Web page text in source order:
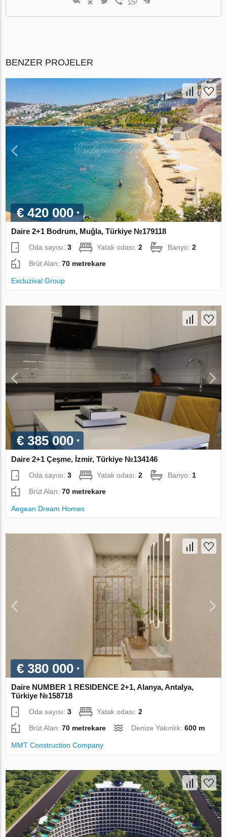
BENZER PROJELER
€ 420 000
Daire 2+1 Bodrum, Muğla, Türkiye №179118
Oda sayısı:3 Yatak odası:2 Banyo:2
Brüt Alan:70 metrekare
Excluzival Group
€ 385 000
Daire 2+1 Çeşme, İzmir, Türkiye №134146
Oda sayısı:3 Yatak odası:2 Banyo: 1
Brüt Alan:70 metrekare
Aegean Dream Homes
€ 380 000
Daire NUMBER 1 RESIDENCE 2+1, Alanya, Antalya,
Türkiye №158718
Oda sayısı:3 Yatak odası:2
Brüt Alan:70 metrekare Denize Yakınlık:600 m
MMT Construction Company